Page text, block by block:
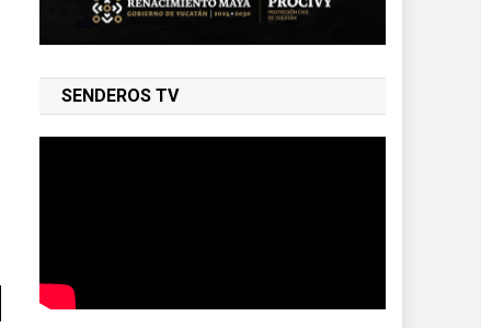
SENDEROS TV